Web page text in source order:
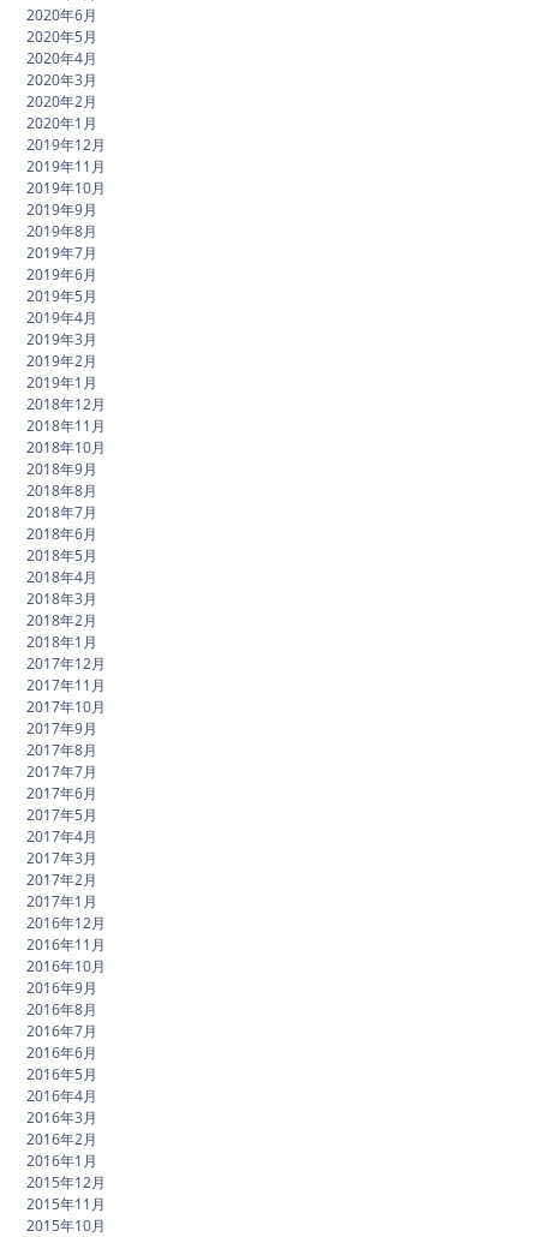
2020年6月
2020年5月
2020年4月
2020年3月
2020年2月
2020年1月
2019年12月
2019年11月
2019年10月
2019年9月
2019年8月
2019年7月
2019年6月
2019年5月
2019年4月
2019年3月
2019年2月
2019年1月
2018年12月
2018年11月
2018年10月
2018年9月
2018年8月
2018年7月
2018年6月
2018年5月
2018年4月
2018年3月
2018年2月
2018年1月
2017年12月
2017年11月
2017年10月
2017年9月
2017年8月
2017年7月
2017年6月
2017年5月
2017年4月
2017年3月
2017年2月
2017年1月
2016年12月
2016年11月
2016年10月
2016年9月
2016年8月
2016年7月
2016年6月
2016年5月
2016年4月
2016年3月
2016年2月
2016年1月
2015年12月
2015年11月
2015年10月